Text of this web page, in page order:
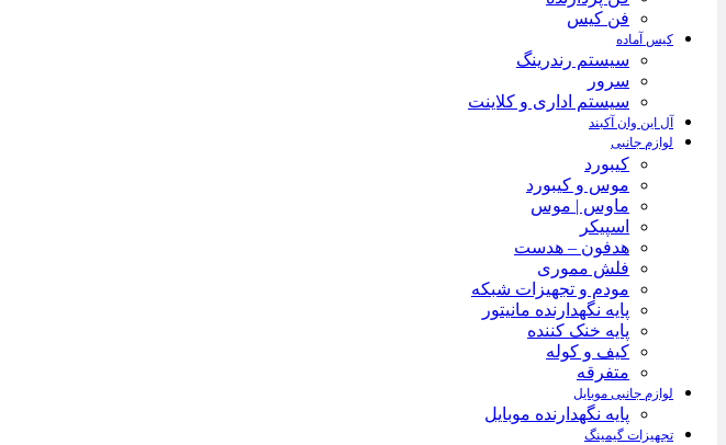
فن کیس
کیس آماده
سیستم رندرینگ
سرور
سیستم‌ اداری و کلاینت
آل این وان آکبند
لوازم جانبی
کیبورد
موس و کیبورد
ماوس | موس
اسپیکر
هدفون – هدست
فلش مموری
مودم و تجهیزات شبکه
پایه نگهدارنده مانیتور
پایه خنک کننده
کیف و کوله
متفرقه
لوازم جانبی موبایل
پایه نگهدارنده موبایل
تجهیزات گیمینگ